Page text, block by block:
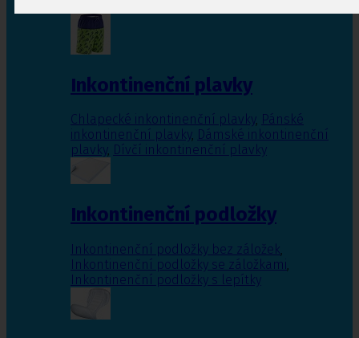
Inkontinenční plavky
Chlapecké inkontinenční plavky, Pánské
inkontinenční plavky, Dámské inkontinenční
plavky, Dívčí inkontinenční plavky
Inkontinenční podložky
Inkontinenční podložky bez záložek,
Inkontinenční podložky se záložkami,
Inkontinenční podložky s lepítky